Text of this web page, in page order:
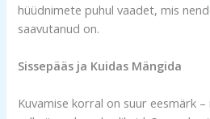
hüüdnimete puhul vaadet, mis
saavutanud on.
Sissepääs ja Kuidas Mängida
Kuvamise korral on suur eesmärk